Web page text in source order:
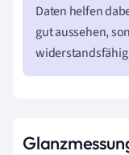
Daten helfen
gut aussehen,